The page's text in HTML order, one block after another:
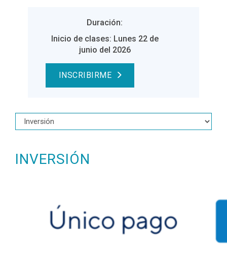
Duración:
Inicio de clases: Lunes 22 de
junio del 2026
INSCRIBIRME
INVERSIÓN